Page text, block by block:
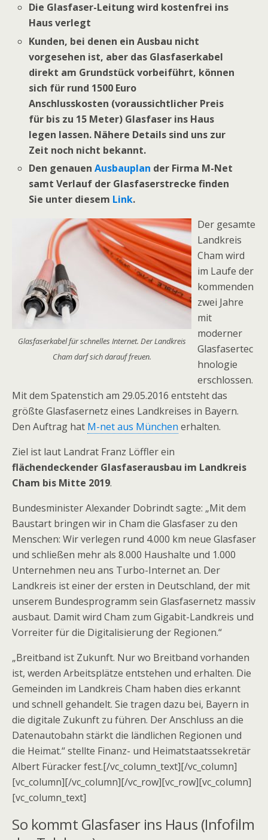
Die Glasfaser-Leitung wird kostenfrei ins
Haus verlegt
Kunden, bei denen ein Ausbau nicht
vorgesehen ist, aber das Glasfaserkabel
direkt am Grundstück vorbeiführt, können
sich für rund 1500 Euro
Anschlusskosten (voraussichtlicher Preis
für bis zu 15 Meter) Glasfaser ins Haus
legen lassen. Nähere Details sind uns zur
Zeit noch nicht bekannt.
Den genauenAusbauplan der Firma M-Net
samt Verlauf der Glasfaserstrecke finden
Sie unter diesem Link.
Glasfaserkabel für schnelles Internet. Der Landkreis
Cham darf sich darauf freuen.
Der gesamte
Landkreis
Cham wird
im Laufe der
kommenden
zwei Jahre
mit
moderner
Glasfasertec
hnologie
erschlossen.
Mit dem Spatenstich am 29.05.2016 entsteht das
größte Glasfasernetz eines Landkreises in Bayern.
Den Auftrag hat M-net aus München erhalten.
Ziel ist laut Landrat Franz Löffler ein
flächendeckender Glasfaserausbau im Landkreis
Cham bis Mitte 2019.
Bundesminister Alexander Dobrindt sagte: „Mit dem
Baustart bringen wir in Cham die Glasfaser zu den
Menschen: Wir verlegen rund 4.000 km neue Glasfaser
und schließen mehr als 8.000 Haushalte und 1.000
Unternehmen neu ans Turbo-Internet an. Der
Landkreis ist einer der ersten in Deutschland, der mit
unserem Bundesprogramm sein Glasfasernetz massiv
ausbaut. Damit wird Cham zum Gigabit-Landkreis und
Vorreiter für die Digitalisierung der Regionen.“
„Breitband ist Zukunft. Nur wo Breitband vorhanden
ist, werden Arbeitsplätze entstehen und erhalten. Die
Gemeinden im Landkreis Cham haben dies erkannt
und schnell gehandelt. Sie tragen dazu bei, Bayern in
die digitale Zukunft zu führen. Der Anschluss an die
Datenautobahn stärkt die ländlichen Regionen und
die Heimat.“ stellte Finanz- und Heimatstaatssekretär
Albert Füracker fest.[/vc_column_text][/vc_column]
[vc_column][/vc_column][/vc_row][vc_row][vc_column]
[vc_column_text]
So kommt Glasfaser ins Haus (Infofilm